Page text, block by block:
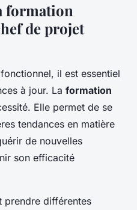
formation
de projet
il est essentiel
à jour. La formation
Elle permet de se
tendances en matière
de nouvelles
son efficacité
prendre différentes